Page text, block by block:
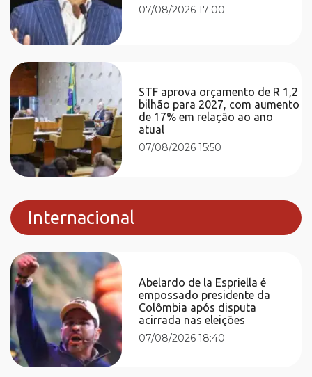
07/08/2026 17:00
STF aprova orçamento de R 1,2
bilhão para 2027, com aumento
de 17% em relação ao ano
atual
07/08/2026 15:50
Internacional
Abelardo de la Espriella é
empossado presidente da
Colômbia após disputa
acirrada nas eleições
07/08/2026 18:40